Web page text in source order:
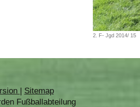
2. F- Jgd 2014/ 15
| Sitemap
Fußballabteilung